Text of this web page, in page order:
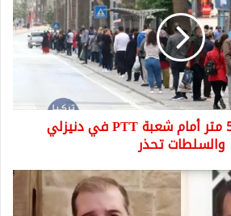
طابور بطول 500 متر أمام شعبة PTT في دنيزلي
والسلطات تحذر